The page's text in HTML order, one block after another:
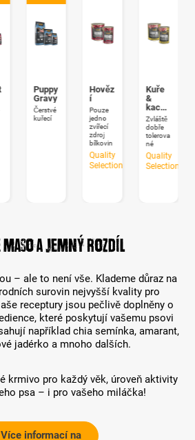
Puppy
Gravy
Čerstvé
kuřecí
Hověz
í
Pouze
jedno
zvířecí
zdroj
bílkovin
Quality
Selection
Kuře
&
kachn
a
Zvláště
dobře
tolerova
né
Quality
Selection
maso a jemný rozdíl
– ale to není vše. Klademe důraz na
surovin nejvyšší kvality pro
receptury jsou pečlivě doplněny o
které poskytují vašemu psovi
například chia semínka, amarant,
jadérko a mnoho dalších.
krmivo pro každý věk, úroveň aktivity
psa – i pro vašeho miláčka!
Více informací na